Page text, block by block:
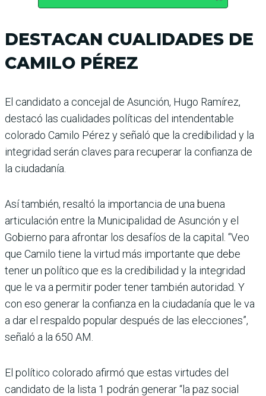
DESTACAN CUALIDADES DE
CAMILO PÉREZ
El candidato a concejal de Asunción, Hugo Ramírez,
destacó las cualidades políticas del intendentable
colorado Camilo Pérez y señaló que la credibilidad y la
integridad serán claves para recuperar la confianza de
la ciudadanía.
Así también, resaltó la importancia de una buena
articulación entre la Municipalidad de Asunción y el
Gobierno para afrontar los desafíos de la capital. “Veo
que Camilo tiene la virtud más importante que debe
tener un político que es la credibilidad y la integridad
que le va a permitir poder tener también autoridad. Y
con eso generar la confianza en la ciudadanía que le va
a dar el respaldo popular después de las elecciones”,
señaló a la 650 AM.
El político colorado afirmó que estas virtudes del
candidato de la lista 1 podrán generar “la paz social